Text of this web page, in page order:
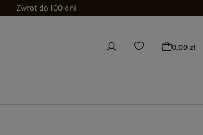
Zwrot do 100 dni
0,00 zł